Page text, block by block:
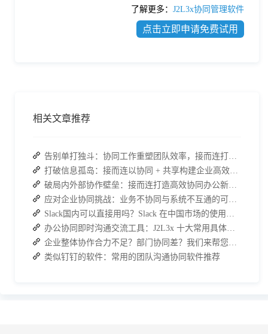
了解更多： J2L3x协同管理软件
点击立即申请免费试用
相关文章推荐
类似钉钉的软件：常用的团队沟通协同软件推荐